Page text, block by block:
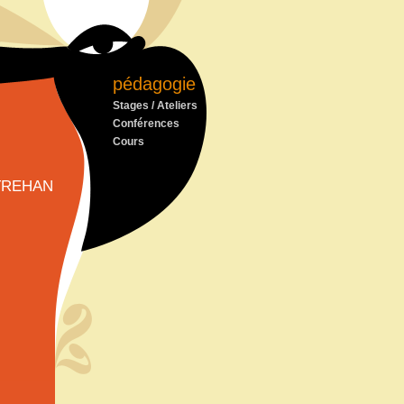
pédagogie
Stages / Ateliers
Conférences
Cours